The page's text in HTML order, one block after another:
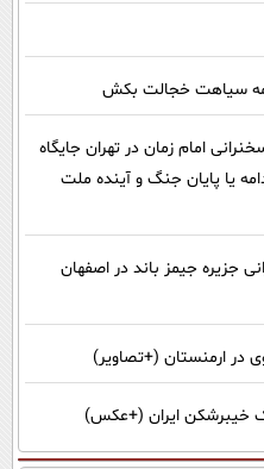
سیاهت خجالت بکش
امام زمان در تهران جایگاه
یا پایان جنگ و آینده ملت
جزیره جیمز باند در اصفهان
ارمنستان (+تصاویر)
خیبرشکن ایران (+عکس)